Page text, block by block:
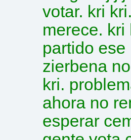
votar. kri
merece.
partido
zierbena
kri.
ahora no
esperar